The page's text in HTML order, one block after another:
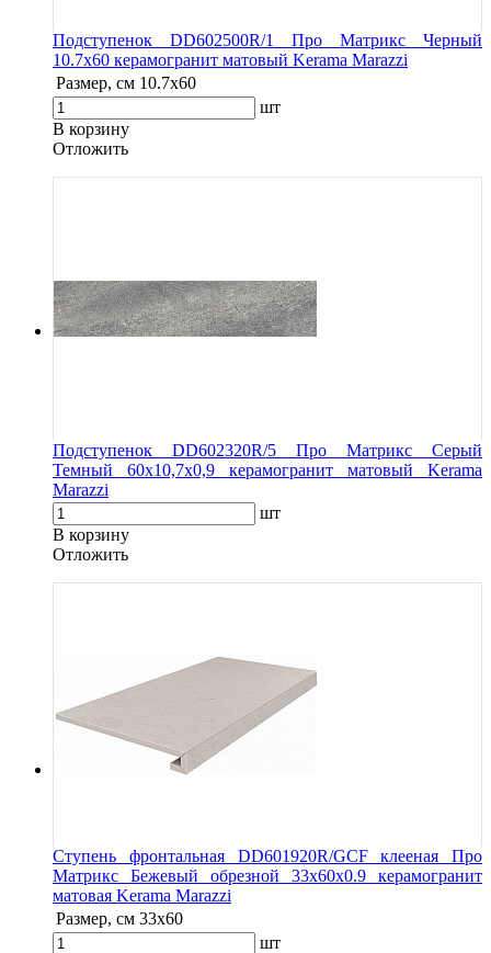
Подступенок DD602500R/1 Про Матрикс Черный
10.7x60 керамогранит матовый Kerama Marazzi
Размер, см 10.7x60
шт
В корзину
Oтложить
Подступенок DD602320R/5 Про Матрикс Серый
Темный 60x10,7x0,9 керамогранит матовый Kerama
Marazzi
шт
В корзину
Oтложить
Ступень фронтальная DD601920R/GCF клееная Про
Матрикс Бежевый обрезной 33x60x0.9 керамогранит
матовая Kerama Marazzi
Размер, см 33x60
шт